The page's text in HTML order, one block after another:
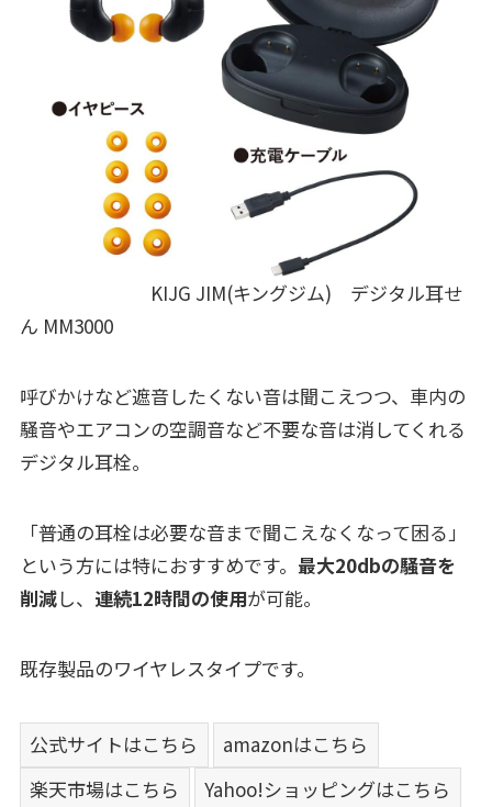
KIJG JIM(キングジム) デジタル耳せ
ん MM3000
呼びかけなど遮音したくない音は聞こえつつ、車内の
騒音やエアコンの空調音など不要な音は消してくれる
デジタル耳栓。
「普通の耳栓は必要な音まで聞こえなくなって困る」
という方には特におすすめです。 最大20dbの騒音を
削減し、 連続12時間の使用が可能。
既存製品のワイヤレスタイプです。
公式サイトはこちら
amazonはこちら
楽天市場はこちら
Yahoo!ショッピングはこちら